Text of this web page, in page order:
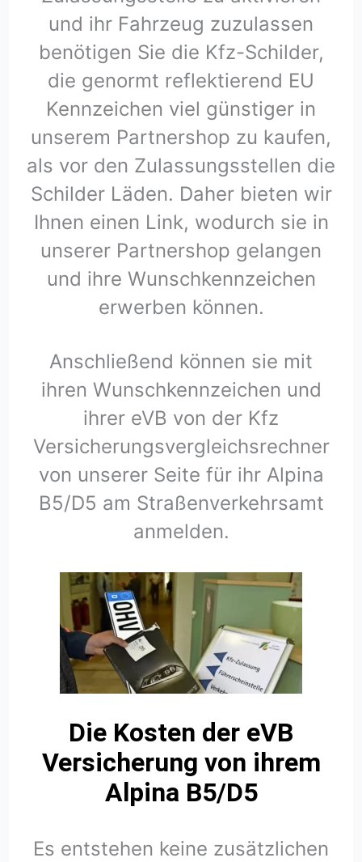
und ihr Fahrzeug zuzulassen
benötigen Sie die Kfz-Schilder,
die genormt reflektierend EU
Kennzeichen viel günstiger in
unserem Partnershop zu kaufen,
als vor den Zulassungsstellen die
Schilder Läden. Daher bieten wir
Ihnen einen Link, wodurch sie in
unserer Partnershop gelangen
und ihre Wunschkennzeichen
erwerben können.
Anschließend können sie mit
ihren Wunschkennzeichen und
ihrer eVB von der Kfz
Versicherungsvergleichsrechner
von unserer Seite für ihr Alpina
B5/D5 am Straßenverkehrsamt
anmelden.
Die Kosten der eVB
Versicherung von ihrem
Alpina B5/D5
Es entstehen keine zusätzlichen